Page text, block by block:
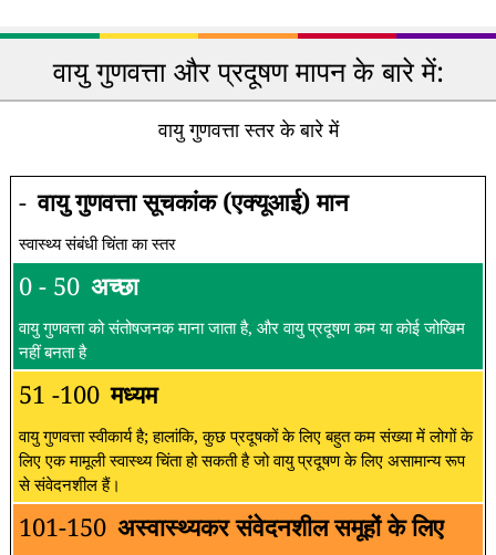
वायु गुणवत्ता और प्रदूषण मापन के बारे में:
वायु गुणवत्ता स्तर के बारे में
- वायु गुणवत्ता सूचकांक (एक्यूआई) मान
स्वास्थ्य संबंधी चिंता का स्तर
0 - 50 अच्छा
वायु गुणवत्ता को संतोषजनक माना जाता है, और वायु प्रदूषण कम या कोई जोखिम
नहीं बनता है
51 -100 मध्यम
वायु गुणवत्ता स्वीकार्य है; हालांकि, कुछ प्रदूषकों के लिए बहुत कम संख्या में लोगों के
लिए एक मामूली स्वास्थ्य चिंता हो सकती है जो वायु प्रदूषण के लिए असामान्य रूप
से संवेदनशील हैं।
101-150 अस्वास्थ्यकर संवेदनशील समूहों के लिए